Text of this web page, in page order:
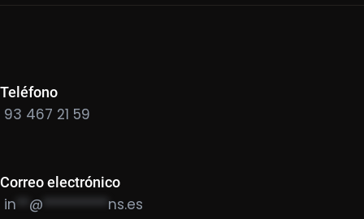
Teléfono
93 467 21 59
Correo electrónico
in @ ********** ns.es